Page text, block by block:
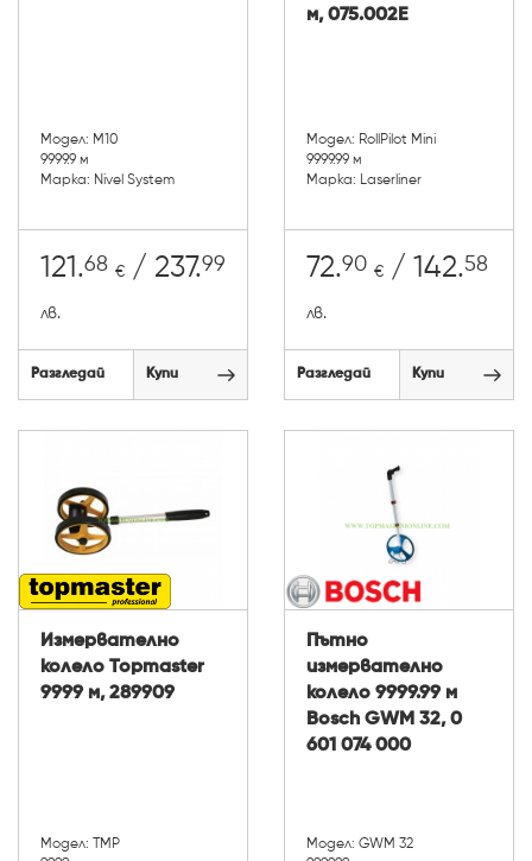
Модел: M10
9999.9 м
Марка: Nivel System
121.68 € / 237.99
лв.
Разгледай Купи
м, 075.002E
Модел: RollPilot Mini
9999.99 м
Марка: Laserliner
72.90 € / 142.58
лв.
Разгледай Купи
Измервателно
колело Topmaster
9999 м, 289909
Модел: TMP
Пътно
измервателно
колело 9999.99 м
Bosch GWM 32, 0
601 074 000
Модел: GWM 32